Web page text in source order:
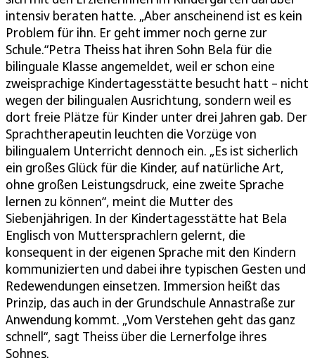
intensiv beraten hatte. „Aber anscheinend ist es kein
Problem für ihn. Er geht immer noch gerne zur
Schule.“Petra Theiss hat ihren Sohn Bela für die
bilinguale Klasse angemeldet, weil er schon eine
zweisprachige Kindertagesstätte besucht hatt – nicht
wegen der bilingualen Ausrichtung, sondern weil es
dort freie Plätze für Kinder unter drei Jahren gab. Der
Sprachtherapeutin leuchten die Vorzüge von
bilingualem Unterricht dennoch ein. „Es ist sicherlich
ein großes Glück für die Kinder, auf natürliche Art,
ohne großen Leistungsdruck, eine zweite Sprache
lernen zu können“, meint die Mutter des
Siebenjährigen. In der Kindertagesstätte hat Bela
Englisch von Muttersprachlern gelernt, die
konsequent in der eigenen Sprache mit den Kindern
kommunizierten und dabei ihre typischen Gesten und
Redewendungen einsetzen. Immersion heißt das
Prinzip, das auch in der Grundschule Annastraße zur
Anwendung kommt. „Vom Verstehen geht das ganz
schnell“, sagt Theiss über die Lernerfolge ihres
Sohnes.